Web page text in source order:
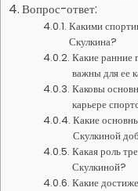
Вопрос-ответ:
Какими
Скулкина?
Какие ранние
важны для ее
Каковы
карьере
Какие
Скулкиной
Какая роль
Скулкиной?
Какие